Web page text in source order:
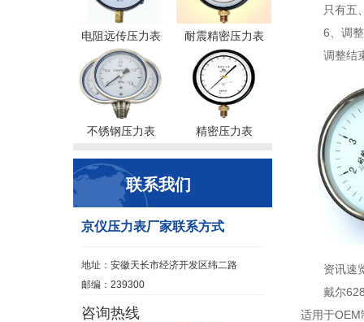
电阻远传压力表 耐震精密压力表
不锈钢压力表 精密压力表
联系我们
京仪压力表厂家联系方式
地址：安徽天长市经济开发区纬二路
邮编：239300
咨询热线
只有五
6、调
调整结
资讯速
戴尔
适用于OEM